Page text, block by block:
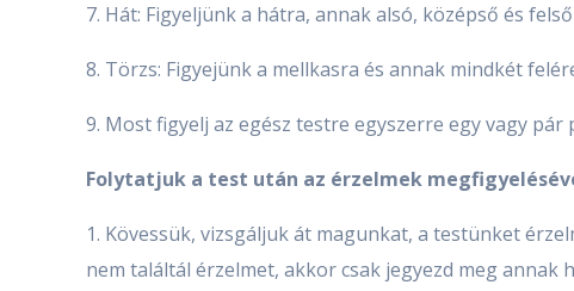
7. Hát: Figyeljünk a hátra, annak alsó, középső és
8. Törzs: Figyejünk a mellkasra és annak mindkét
9. Most figyelj az egész testre egyszerre egy vagy pár
Folytatjuk a test után az érzelmek
1. Kövessük, vizsgáljuk át magunkat, a testünket
nem találtál érzelmet, akkor csak jegyezd meg